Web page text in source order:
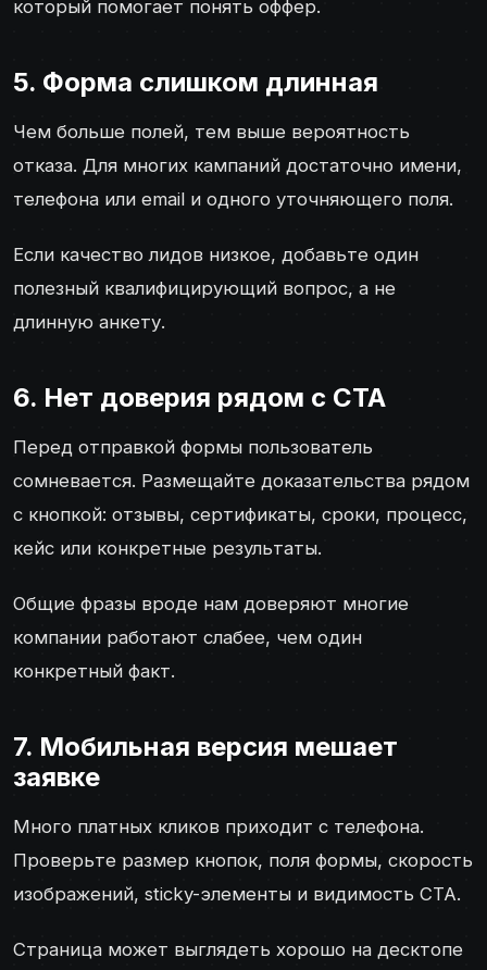
который помогает понять оффер.
5. Форма слишком длинная
Чем больше полей, тем выше вероятность
отказа. Для многих кампаний достаточно имени,
телефона или email и одного уточняющего поля.
Если качество лидов низкое, добавьте один
полезный квалифицирующий вопрос, а не
длинную анкету.
6. Нет доверия рядом с CTA
Перед отправкой формы пользователь
сомневается. Размещайте доказательства рядом
с кнопкой: отзывы, сертификаты, сроки, процесс,
кейс или конкретные результаты.
Общие фразы вроде нам доверяют многие
компании работают слабее, чем один
конкретный факт.
7. Мобильная версия мешает
заявке
Много платных кликов приходит с телефона.
Проверьте размер кнопок, поля формы, скорость
изображений, sticky-элементы и видимость CTA.
Страница может выглядеть хорошо на десктопе